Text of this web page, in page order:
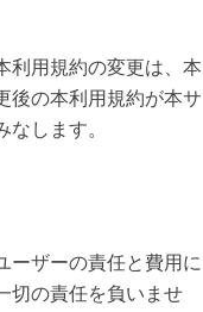
利用規約の変更は、本
後の本利用規約が本サ
します。
ーザーの責任と費用に
切の責任を負いませ